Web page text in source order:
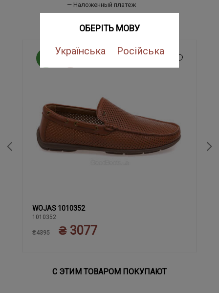
ОБЕРІТЬ МОВУ
Українська Російська
Наложенный платеж
40 41 42
WOJAS 1010352
1010352
₴4395 ₴ 3077
С ЭТИМ ТОВАРОМ ПОКУПАЮТ